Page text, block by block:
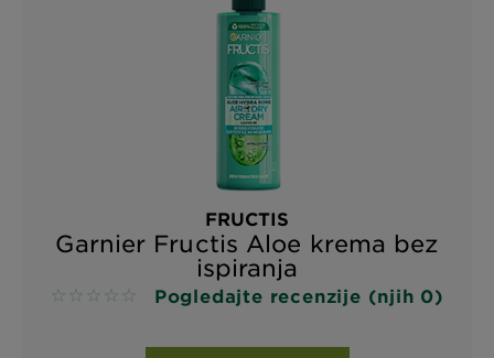
FRUCTIS
Garnier Fructis Aloe krema bez
ispiranja
No reviews Pogledajte recenzije (njih 0)